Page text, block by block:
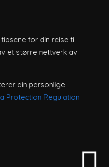
for din reise til
et større nettverk av
din personlige
Protection Regulation